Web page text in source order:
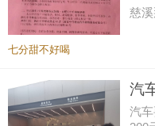
慈
说
七分甜不好喝
汽
汽